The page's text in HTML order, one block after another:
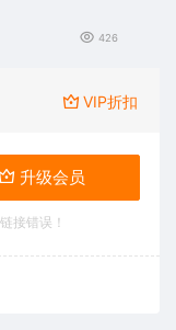
426
VIP折扣
升级会员
接错误！